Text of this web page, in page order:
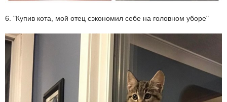
6. "Купив кота, мой отец сэкономил себе на головном уборе"